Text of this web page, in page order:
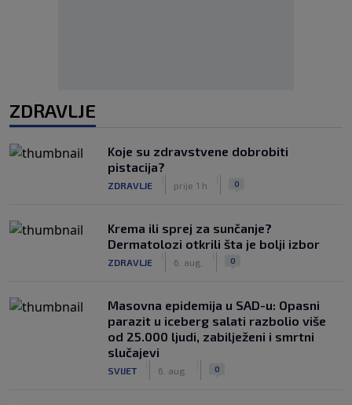
ZDRAVLJE
Koje su zdravstvene dobrobiti
pistacija?
ZDRAVLJE prije 1 h 0
Krema ili sprej za sunčanje?
Dermatolozi otkrili šta je bolji izbor
ZDRAVLJE 6. aug. 0
Masovna epidemija u SAD-u: Opasni
parazit u iceberg salati razbolio više
od 25.000 ljudi, zabilježeni i smrtni
slučajevi
SVIJET 6. aug. 0